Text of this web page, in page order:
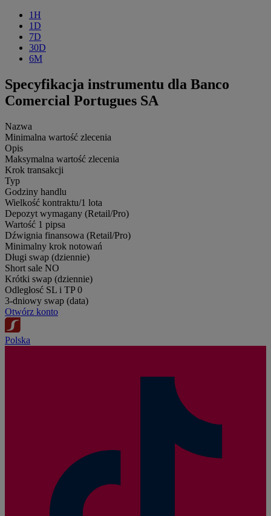
1H
1D
7D
30D
6M
Specyfikacja instrumentu dla Banco
Comercial Portugues SA
Nazwa
Minimalna wartość zlecenia
Opis
Maksymalna wartość zlecenia
Krok transakcji
Typ
Godziny handlu
Wielkość kontraktu/1 lota
Depozyt wymagany (Retail/Pro)
Wartość 1 pipsa
Dźwignia finansowa (Retail/Pro)
Minimalny krok notowań
Długi swap (dziennie)
Short sale NO
Krótki swap (dziennie)
Odległosć SL i TP 0
3-dniowy swap (data)
Otwórz konto
Polska